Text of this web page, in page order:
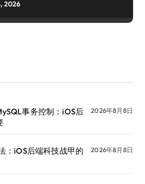
2026
事务控制：iOS后
2026年8月8日
：iOS后端科技战甲的
2026年8月8日